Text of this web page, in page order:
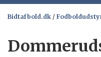
Bidtafbold.dk /